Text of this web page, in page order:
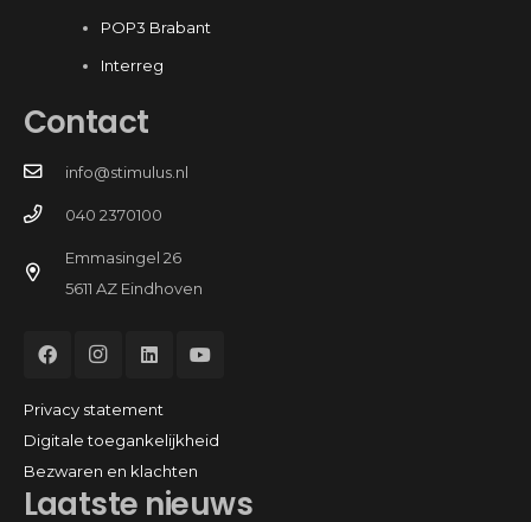
POP3 Brabant
Interreg
Laatste nieuws
Contact
info@stimulus.nl
040 2370100
Emmasingel 26
5611 AZ Eindhoven
Privacy statement
Digitale toegankelijkheid
Bezwaren en klachten